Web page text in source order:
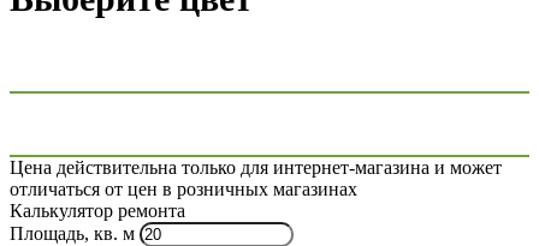
Цена действительна только для интернет-магазина и может
отличаться от цен в розничных магазинах
Калькулятор ремонта
Площадь, кв. м